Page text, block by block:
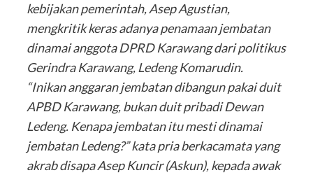
kebijakan pemerintah, Asep Agustian,
mengkritik keras adanya penamaan jembatan
dinamai anggota DPRD Karawang dari politikus
Gerindra Karawang, Ledeng Komarudin.
“Inikan anggaran jembatan dibangun pakai duit
APBD Karawang, bukan duit pribadi Dewan
Ledeng. Kenapa jembatan itu mesti dinamai
jembatan Ledeng?” kata pria berkacamata yang
akrab disapa Asep Kuncir (Askun), kepada awak